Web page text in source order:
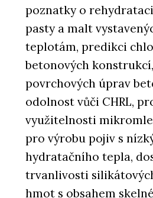
poznatky o
pasty a malt
teplotám, predikci
betonových
povrchových úprav
odolnost vůči CHRL,
využitelnosti
pro výrobu pojiv s
hydratačního tepla,
trvanlivosti
hmot s obsahem